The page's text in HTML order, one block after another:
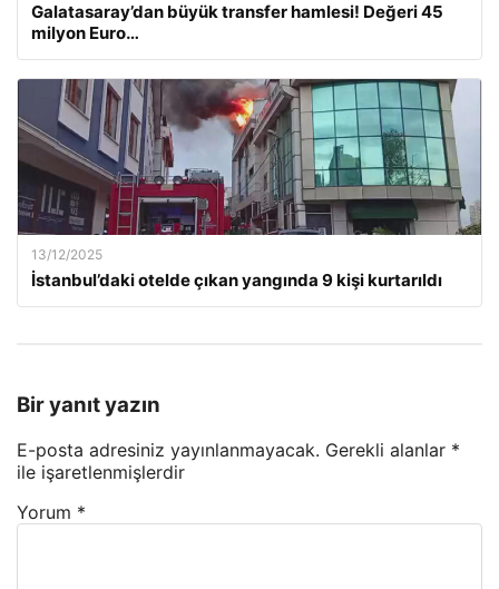
Galatasaray’dan büyük transfer hamlesi! Değeri 45
milyon Euro…
13/12/2025
İstanbul’daki otelde çıkan yangında 9 kişi kurtarıldı
Bir yanıt yazın
E-posta adresiniz yayınlanmayacak. Gerekli alanlar *
ile işaretlenmişlerdir
Yorum *